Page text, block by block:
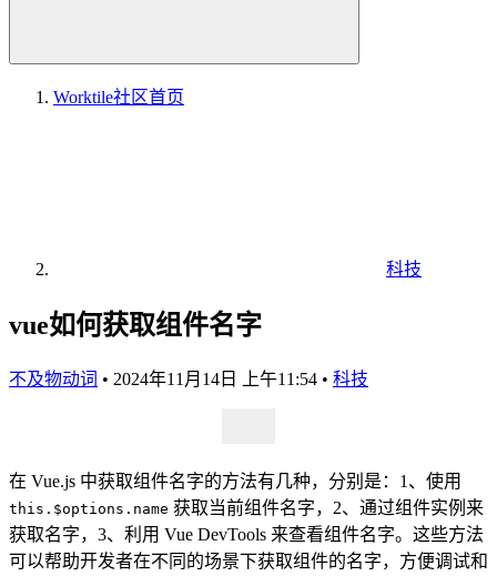
Worktile社区首页
科技
vue如何获取组件名字
不及物动词 • 2024年11月14日 上午11:54 • 科技
在 Vue.js 中获取组件名字的方法有几种，分别是：1、使用
this.$options.name 获取当前组件名字，2、通过组件实例来
获取名字，3、利用 Vue DevTools 来查看组件名字。这些方法
可以帮助开发者在不同的场景下获取组件的名字，方便调试和